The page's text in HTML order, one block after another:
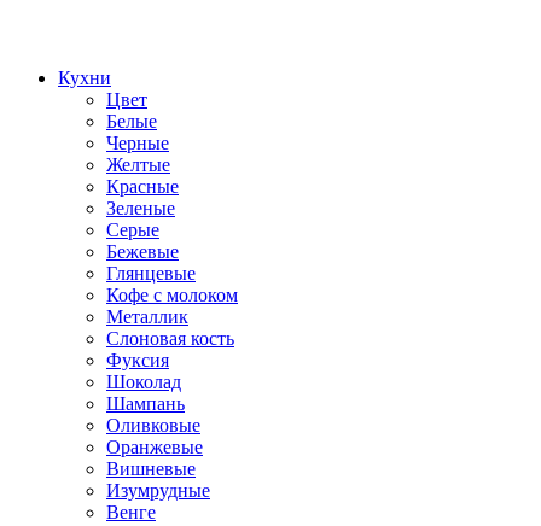
Кухни
Цвет
Белые
Черные
Желтые
Красные
Зеленые
Серые
Бежевые
Глянцевые
Кофе с молоком
Металлик
Слоновая кость
Фуксия
Шоколад
Шампань
Оливковые
Оранжевые
Вишневые
Изумрудные
Венге